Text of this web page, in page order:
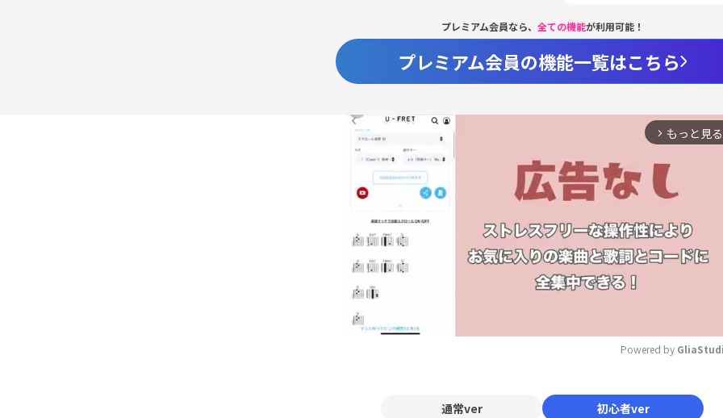
プレミアム会員なら、 全ての機能が利用可能！
プレミアム会員の機能一覧はこちら
arrow_forward_ios もっと見る
Mute
Powered by
通常ver 初心者ver